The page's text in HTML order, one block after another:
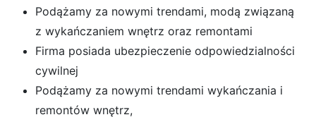
Podążamy za nowymi trendami, modą związaną
z wykańczaniem wnętrz oraz remontami
Firma posiada ubezpieczenie odpowiedzialności
cywilnej
Podążamy za nowymi trendami wykańczania i
remontów wnętrz,